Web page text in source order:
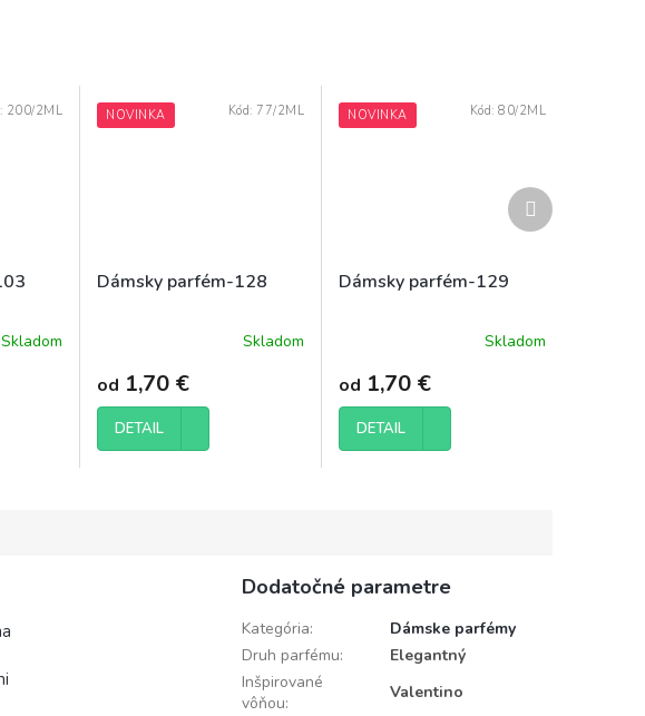
Skladom
200/2ML NOVINKA
Dámsky parfém-128
Skladom
od 1,70 €
DETAIL
Kód: 77/2ML NOVINKA
Dámsky parfém-129
produktu
je
5,0
z
Skladom
od 1,70 €
DETAIL
Kód: 80/2ML
Ďalší
produkt
Dodatočné parametre
Kategória:
Dámske parfémy
Druh parfému:
Elegantný
Inšpirované
vôňou:
Valentino